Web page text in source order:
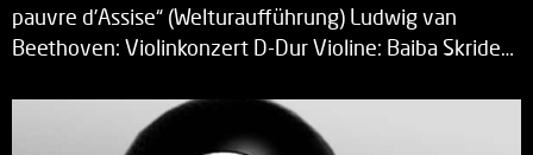
pauvre d’Assise“ (Welturaufführung) Ludwig van
Beethoven: Violinkonzert D-Dur Violine: Baiba Skride…